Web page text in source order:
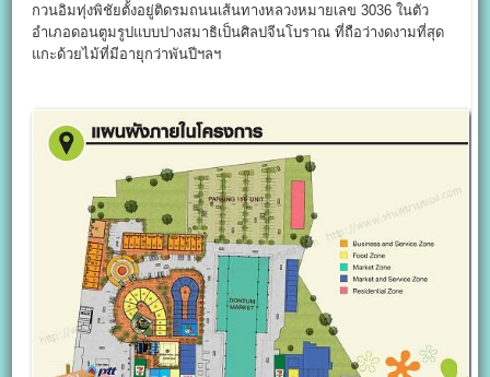
กวนอิมทุ่งพิชัยตั้งอยู่ติดรมถนนเส้นทางหลวงหมายเลข 3036 ในตัว
อำเภอดอนตูมรูปแบบปางสมาธิเป็นศิลปจีนโบราณ ที่ถือว่างดงามที่สุด
แกะด้วยไม้ที่มีอายุกว่าพันปีฯลฯ